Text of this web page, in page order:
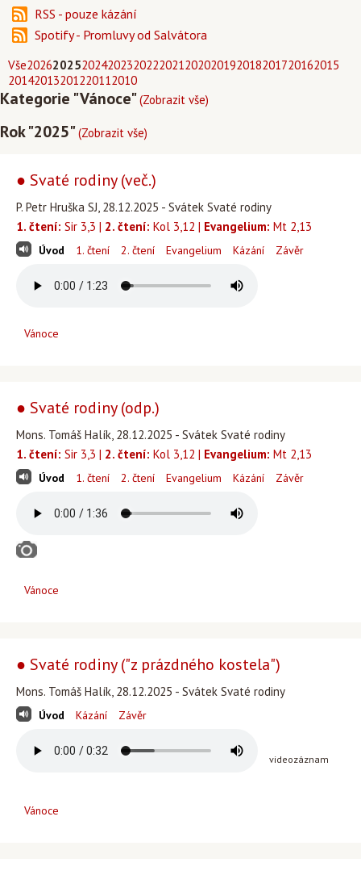
Vše202620252024202320222021202020192018201720162015
20142013201220112010
Kategorie "Vánoce"(Zobrazit vše)
Rok "2025"(Zobrazit vše)
● Svaté rodiny (več.)
P. Petr Hruška SJ, 28.12.2025 - Svátek Svaté rodiny
1. čtení: Sir 3,3 | 2. čtení: Kol 3,12 | Evangelium: Mt 2,13
Úvod 1. čtení 2. čtení Evangelium Kázání Závěr
Vánoce
● Svaté rodiny (odp.)
Mons. Tomáš Halík, 28.12.2025 - Svátek Svaté rodiny
1. čtení: Sir 3,3 | 2. čtení: Kol 3,12 | Evangelium: Mt 2,13
Úvod 1. čtení 2. čtení Evangelium Kázání Závěr
Vánoce
● Svaté rodiny ("z prázdného kostela")
Mons. Tomáš Halík, 28.12.2025 - Svátek Svaté rodiny
Úvod Kázání Závěr
videozáznam
Vánoce
RSS - pouze kázání
Spotify - Promluvy od Salvátora